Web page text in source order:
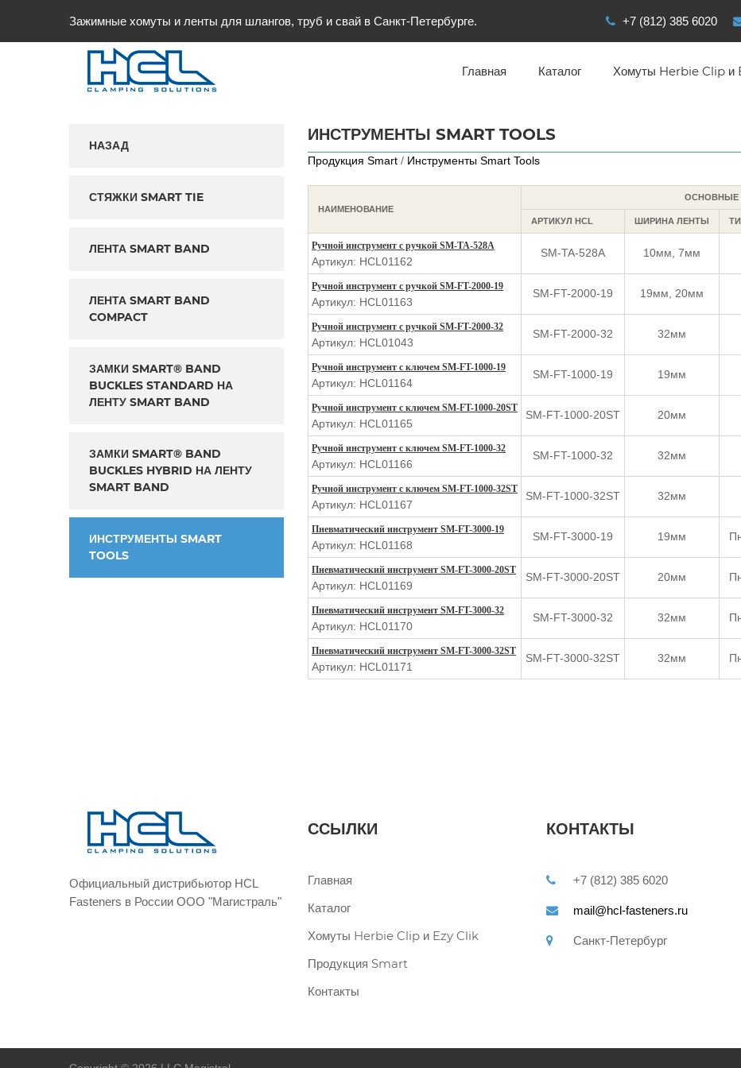
Зажимные хомуты и ленты для шлангов, труб и свай в Санкт-Петербурге. +7 (812) 385 6020
Главная Каталог Хомуты Herbie Clip и
НАЗАД
СТЯЖКИ SMART TIE
ЛЕНТА SMART BAND
ЛЕНТА SMART BAND
COMPACT
ЗАМКИ SMART® BAND
BUCKLES STANDARD НА
ЛЕНТУ SMART BAND
ЗАМКИ SMART® BAND
BUCKLES HYBRID НА ЛЕНТУ
SMART BAND
ИНСТРУМЕНТЫ SMART
TOOLS
ИНСТРУМЕНТЫ SMART TOOLS
Продукция Smart / Инструменты Smart Tools
НАИМЕНОВАНИЕ
ОСНОВНЫЕ
АРТИКУЛ HCL ШИРИНА ЛЕНТЫ
Ручной инструмент с ручкой SM-TA-528A
Артикул: HCL01162
SM-TA-528A 10мм, 7мм
Ручной инструмент с ручкой SM-FT-2000-19
Артикул: HCL01163
SM-FT-2000-19 19мм, 20мм
Ручной инструмент с ручкой SM-FT-2000-32
Артикул: HCL01043
SM-FT-2000-32 32мм
Ручной инструмент с ключем SM-FT-1000-19
Артикул: HCL01164
SM-FT-1000-19 19мм
Ручной инструмент с ключем SM-FT-1000-20ST
Артикул: HCL01165
SM-FT-1000-20ST 20мм
Ручной инструмент с ключем SM-FT-1000-32
Артикул: HCL01166
SM-FT-1000-32 32мм
Ручной инструмент с ключем SM-FT-1000-32ST
Артикул: HCL01167
SM-FT-1000-32ST 32мм
Пневматический инструмент SM-FT-3000-19
Артикул: HCL01168
SM-FT-3000-19 19мм
Пневматический инструмент SM-FT-3000-20ST
Артикул: HCL01169
SM-FT-3000-20ST 20мм
Пневматический инструмент SM-FT-3000-32
Артикул: HCL01170
SM-FT-3000-32 32мм
Пневматический инструмент SM-FT-3000-32ST
Артикул: HCL01171
SM-FT-3000-32ST 32мм
Официальный дистрибьютор HCL
Fasteners в России ООО "Магистраль"
ССЫЛКИ
Главная
Каталог
Хомуты Herbie Clip и Ezy Clik
Продукция Smart
Контакты
КОНТАКТЫ
+7 (812) 385 6020
mail@hcl-fasteners.ru
Санкт-Петербург